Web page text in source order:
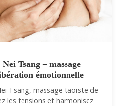
Tsang – massage
émotionnelle
Tsang, massage taoïste de
les tensions et harmonisez